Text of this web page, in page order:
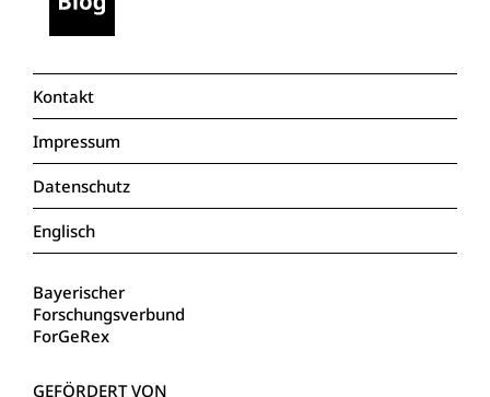
Kontakt
Impressum
Datenschutz
Englisch
Bayerischer
Forschungsverbund
ForGeRex